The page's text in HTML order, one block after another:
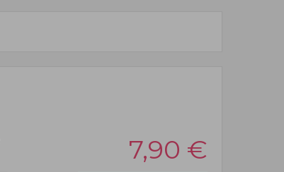
7,90 €